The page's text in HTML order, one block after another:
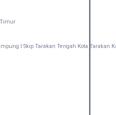
I Skip Tarakan Tengah Kota Tarakan